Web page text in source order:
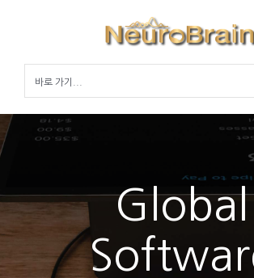
바로 가기...
Global